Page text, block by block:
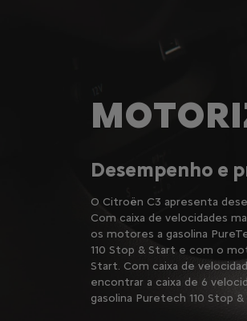
Desempenho e
O Citroën C3 apresenta
Com caixa de velocidades
os motores a gasolina
110 Stop & Start e com o
Start. Com caixa de
encontrar a caixa de 6
gasolina Puretech 110 Stop &